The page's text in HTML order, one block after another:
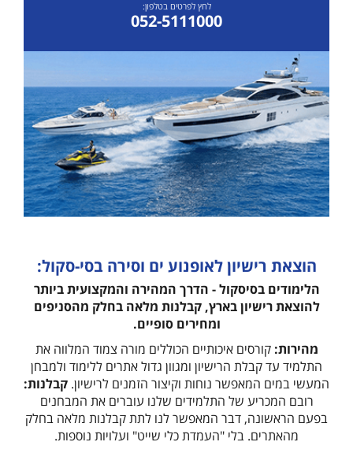
לחץ לפרטים בטלפון:
052-5111000
הוצאת רישיון לאופנוע ים וסירה בסי-סקול:
הלימודים בסיסקול - הדרך המהירה והמקצועית ביותר
להוצאת רישיון בארץ, קבלנות מלאה בחלק מהסניפים
ומחירים סופיים.
מהירות:קורסים איכותיים הכוללים מורה צמוד המלווה את
התלמיד עד קבלת הרישיון ומגוון גדול אתרים ללימוד ולמבחן
המעשי במים המאפשר נוחות וקיצור הזמנים לרישיון. קבלנות:
רובם המכריע של התלמידים שלנו עוברים את המבחנים
בפעם הראשונה, דבר המאפשר לנו לתת קבלנות מלאה בחלק
מהאתרים. בלי "העמדת כלי שייט" ועלויות נוספות.